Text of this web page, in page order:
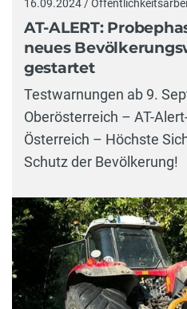
16.09.2024 /
AT-ALERT:
neues
gestartet
Testwarnungen ab 9.
Oberösterreich – AT-
Österreich – Höchste
Schutz der Bevölkerung!